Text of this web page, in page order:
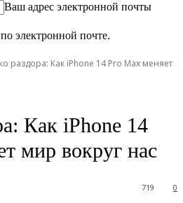
Ваш адрес электронной почты
электронной почте.
раздора: Как iPhone 14 Pro Max меняет
Как iPhone 14
мир вокруг нас
0
719